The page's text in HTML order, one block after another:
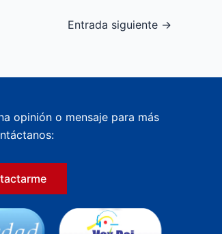
Entrada siguiente →
opinión o mensaje para más